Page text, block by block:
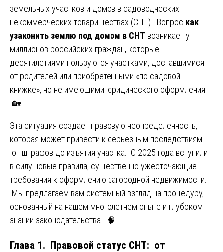
земельных участков и домов в садоводческих
некоммерческих товариществах (СНТ). Вопрос как
узаконить землю под домом в СНТ возникает у
миллионов российских граждан, которые
десятилетиями пользуются участками, доставшимися
от родителей или приобретенными «по садовой
книжке», но не имеющими юридического оформления.
🏡
Эта ситуация создает правовую неопределенность,
которая может привести к серьезным последствиям:
от штрафов до изъятия участка. С 2025 года вступили
в силу новые правила, существенно ужесточающие
требования к оформлению загородной недвижимости.
Мы предлагаем вам системный взгляд на процедуру,
основанный на нашем многолетнем опыте и глубоком
знании законодательства. 🧠
Глава 1. Правовой статус СНТ: от